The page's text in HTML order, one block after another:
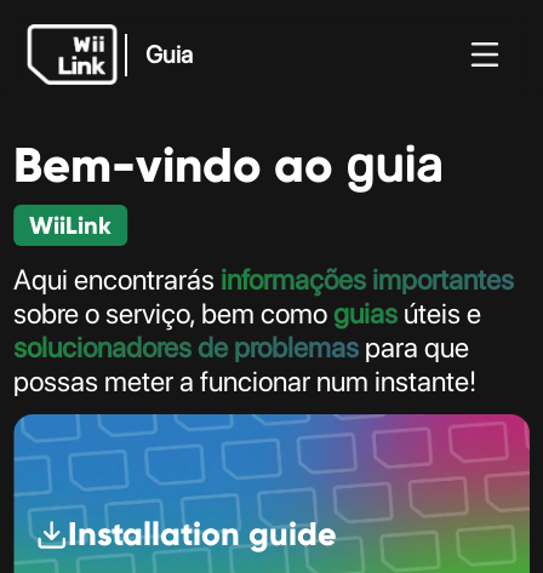
Guia
Guia
Notícias Guia Estado WFC
Bem-vindo ao guia
WiiLink
Aqui encontrarás informações importantes
sobre o serviço, bem como guias úteis e
solucionadores de problemas para que
possas meter a funcionar num instante!
Installation guide